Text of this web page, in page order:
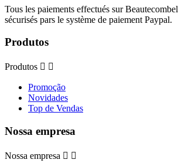
Tous les paiements effectués sur
sécurisés pars le système de paiement Paypal.
Produtos
Produtos  
Promoção
Novidades
Top de Vendas
Nossa empresa
Nossa empresa  